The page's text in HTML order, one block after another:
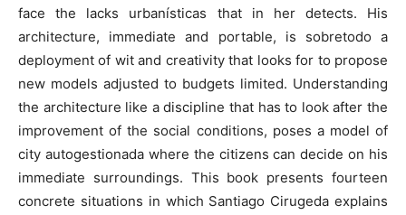
face the lacks urbanísticas that in her detects. His
architecture, immediate and portable, is sobretodo a
deployment of wit and creativity that looks for to propose
new models adjusted to budgets limited. Understanding
the architecture like a discipline that has to look after the
improvement of the social conditions, poses a model of
city autogestionada where the citizens can decide on his
immediate surroundings. This book presents fourteen
concrete situations in which Santiago Cirugeda explains